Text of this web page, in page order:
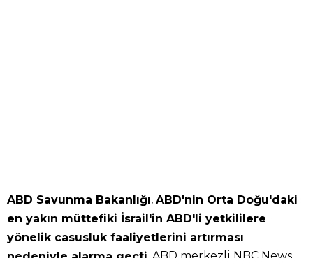
ABD Savunma Bakanlığı, ABD'nin Orta Doğu'daki
en yakın müttefiki İsrail'in ABD'li yetkililere
yönelik casusluk faaliyetlerini artırması